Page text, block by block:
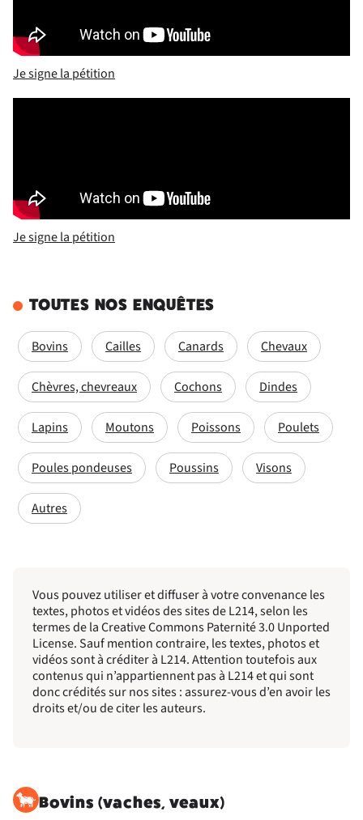
Je signe la pétition
Je signe la pétition
TOUTES NOS ENQUÊTES
Bovins Cailles Canards Chevaux
Chèvres, chevreaux Cochons Dindes
Lapins Moutons Poissons Poulets
Poules pondeuses Poussins Visons
Autres
Vous pouvez utiliser et diffuser à votre convenance les
textes, photos et vidéos des sites de L214, selon les
termes de la Creative Commons Paternité 3.0 Unported
License. Sauf mention contraire, les textes, photos et
vidéos sont à créditer à L214. Attention toutefois aux
contenus qui n’appartiennent pas à L214 et qui sont
donc crédités sur nos sites : assurez-vous d’en avoir les
droits et/ou de citer les auteurs.
Bovins (vaches, veaux)